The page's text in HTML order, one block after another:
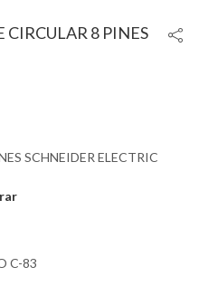
CIRCULAR 8 PINES
SCHNEIDER ELECTRIC
C-83